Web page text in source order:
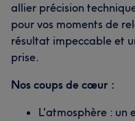
allier précision
pour vos moments de
résultat impeccable et
prise.
Nos coups de cœur :
L'atmosphère : un